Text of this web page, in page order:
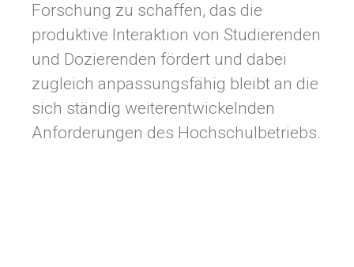
Forschung zu schaffen, das die
produktive Interaktion von Studierenden
und Dozierenden fördert und dabei
zugleich anpassungsfähig bleibt an die
sich ständig weiterentwickelnden
Anforderungen des Hochschulbetriebs.